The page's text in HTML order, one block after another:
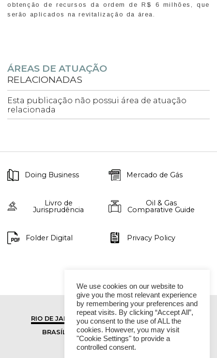
obtenção de recursos da ordem de R$ 6 milhões, que
serão aplicados na revitalização da área.
ÁREAS DE ATUAÇÃO
RELACIONADAS
Esta publicação não possui área de atuação
relacionada
Doing Business Mercado de Gás
Livro de
Jurisprudência
Oil & Gas
Comparative Guide
Folder Digital Privacy Policy
RIO DE JANEIRO
SÃO PAULO
BRASÍLIA
VITÓRIA
We use cookies on our website to
give you the most relevant experience
by remembering your preferences and
repeat visits. By clicking “Accept All”,
you consent to the use of ALL the
cookies. However, you may visit
"Cookie Settings" to provide a
controlled consent.